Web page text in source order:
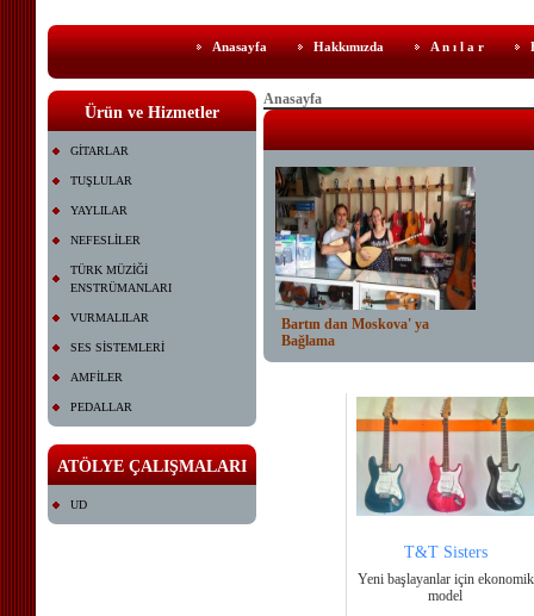
Anasayfa Hakkımızda A n ı l a r
Ürün ve Hizmetler
GİTARLAR
TUŞLULAR
YAYLILAR
NEFESLİLER
TÜRK MÜZİĞİ
ENSTRÜMANLARI
VURMALILAR
SES SİSTEMLERİ
AMFİLER
PEDALLAR
ATÖLYE ÇALIŞMALARI
UD
Anasayfa
Bartın dan Moskova' ya
Bağlama
T&T Sisters
Yeni başlayanlar için ekonomik
model